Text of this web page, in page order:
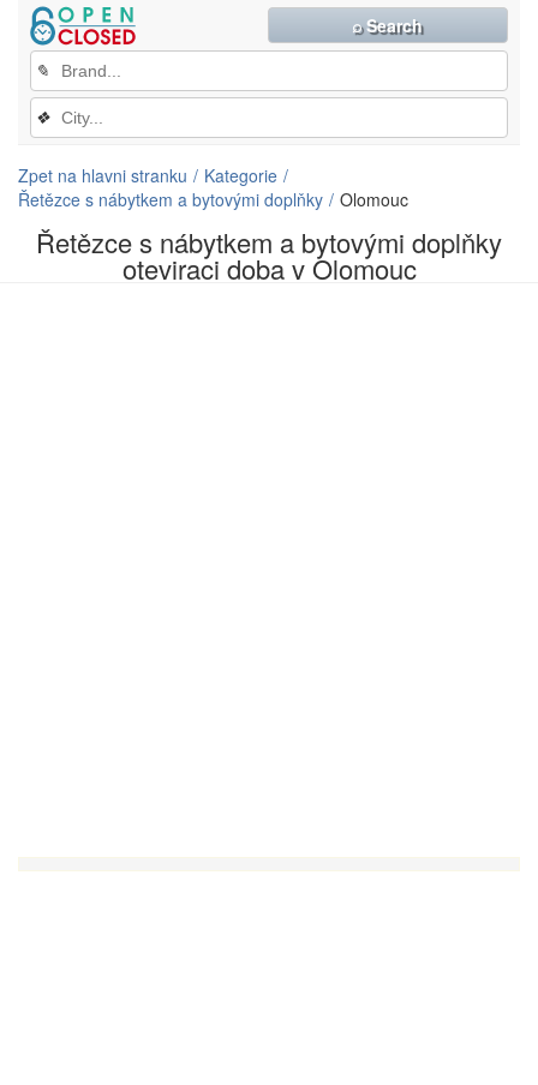
Řetězce s nábytkem a bytovými doplňky
oteviraci doba v Olomouc
✎
❖
⌕ Search
Zpet na hlavni stranku
Kategorie
Řetězce s nábytkem a bytovými doplňky
Olomouc